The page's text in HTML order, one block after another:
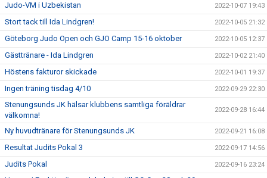
Judo-VM i Uzbekistan 2022-10-07 19:43
Stort tack till Ida Lindgren! 2022-10-05 21:32
Göteborg Judo Open och GJO Camp 15-16 oktober 2022-10-05 12:37
Gästtränare - Ida Lindgren 2022-10-02 21:40
Höstens fakturor skickade 2022-10-01 19:37
Ingen träning tisdag 4/10 2022-09-29 22:30
Stenungsunds JK hälsar klubbens samtliga föräldrar
välkomna!
2022-09-28 16:44
Ny huvudtränare för Stenungsunds JK 2022-09-21 16:08
Resultat Judits Pokal 3 2022-09-17 14:56
Judits Pokal 2022-09-16 23:24